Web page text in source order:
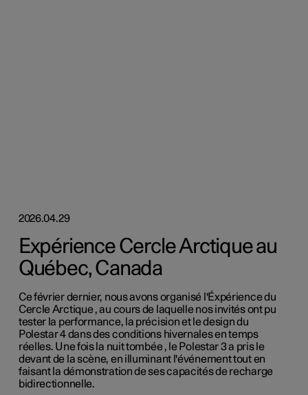
2026.04.29
Expérience Cercle Arctique au
Québec, Canada
Ce février dernier, nous avons organisé l'Éxpérience du
Cercle Arctique , au cours de laquelle nos invités ont pu
tester la performance, la précision et le design du
Polestar 4 dans des conditions hivernales en temps
réelles. Une fois la nuit tombée , le Polestar 3 a pris le
devant de la scène, en illuminant l'événement tout en
faisant la démonstration de ses capacités de recharge
bidirectionnelle.